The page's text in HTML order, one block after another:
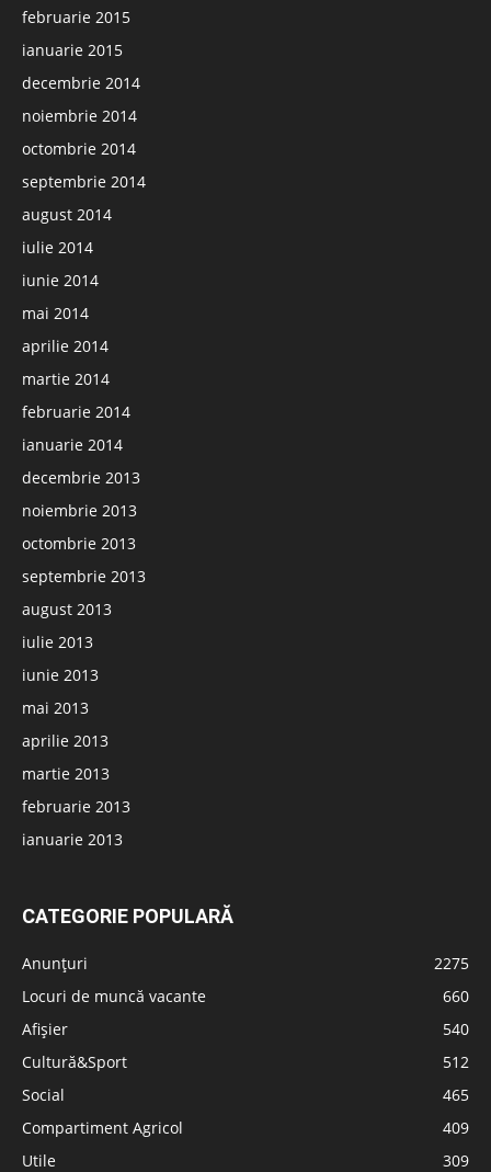
februarie 2015
ianuarie 2015
decembrie 2014
noiembrie 2014
octombrie 2014
septembrie 2014
august 2014
iulie 2014
iunie 2014
mai 2014
aprilie 2014
martie 2014
februarie 2014
ianuarie 2014
decembrie 2013
noiembrie 2013
octombrie 2013
septembrie 2013
august 2013
iulie 2013
iunie 2013
mai 2013
aprilie 2013
martie 2013
februarie 2013
ianuarie 2013
CATEGORIE POPULARĂ
Anunțuri
2275
Locuri de muncă vacante
660
Afișier
540
Cultură&Sport
512
Social
465
Compartiment Agricol
409
Utile
309